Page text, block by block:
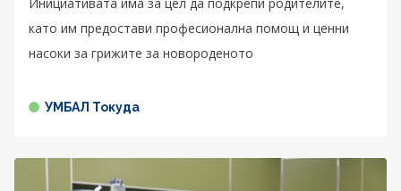
като им предостави професионална помощ и ценни
насоки за грижите за новороденото
УМБАЛ Токуда